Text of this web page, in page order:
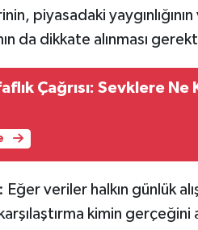
piyasadaki yaygınlığının
da dikkate alınması
Çağrısı: Sevklere Ne
veriler halkın günlük
kimin gerçeğini